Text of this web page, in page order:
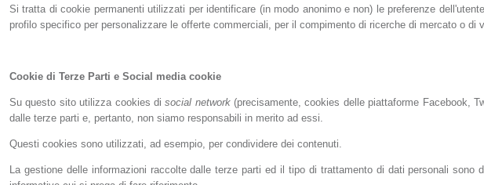
Si tratta di cookie permanenti utilizzati per identificare (in modo anonimo e non) le preferenze
profilo specifico per personalizzare le offerte commerciali, per il compimento di ricerche di mercato o di
Cookie di Terze Parti e Social media cookie
Su questo sito utilizza cookies disocial network(precisamente, cookies delle piattaforme Facebook,
dalle terze parti e, pertanto, non siamo responsabili in merito ad essi.
Questi cookies sono utilizzati, ad esempio, per condividere dei contenuti.
La gestione delle informazioni raccolte dalle terze parti ed il tipo di trattamento di dati personali sono